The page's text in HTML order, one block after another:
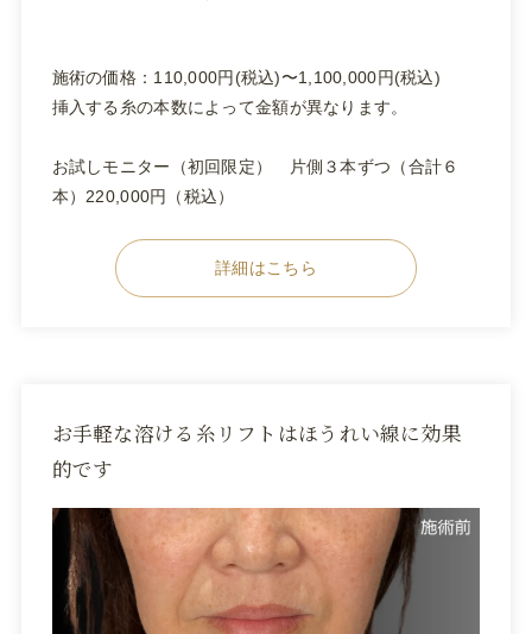
施術の価格：110,000円(税込)〜1,100,000円(税込)
挿入する糸の本数によって金額が異なります。
お試しモニター（初回限定） 片側３本ずつ（合計６
本）220,000円（税込）
詳細はこちら
お手軽な溶ける糸リフトはほうれい線に効果
的です